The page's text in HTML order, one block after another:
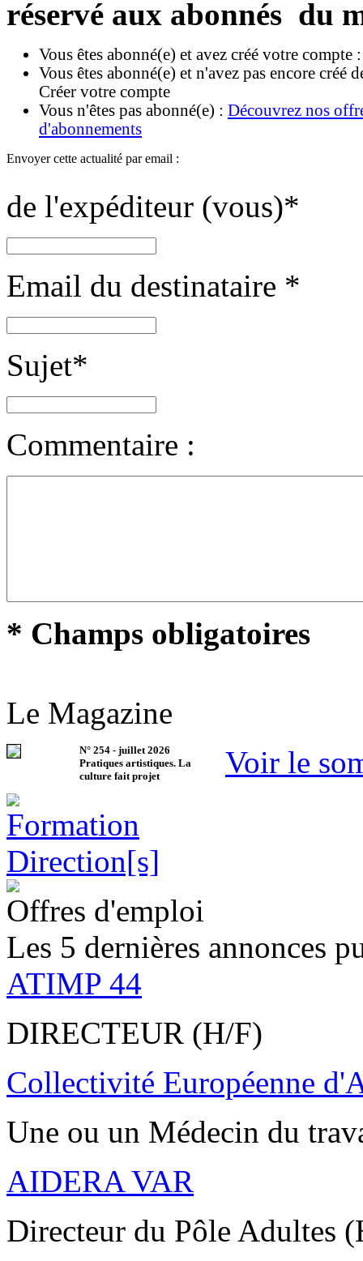
réservé aux abonnés du
Vous êtes abonné(e) et avez créé votre compte
Vous êtes abonné(e) et n'avez pas encore créé
Créer votre compte
Vous n'êtes pas abonné(e) : Découvrez nos
d'abonnements
Envoyer cette actualité par email :
de l'expéditeur (vous)*
Email du destinataire *
Sujet*
Commentaire :
* Champs obligatoires
Le Magazine
N° 254 - juillet 2026
Pratiques artistiques. La
culture fait projet
Voir le
Offres d'emploi
Les 5 dernières annonces
ATIMP 44
DIRECTEUR (H/F)
Collectivité Européenne
Une ou un Médecin du
AIDERA VAR
Directeur du Pôle Adultes